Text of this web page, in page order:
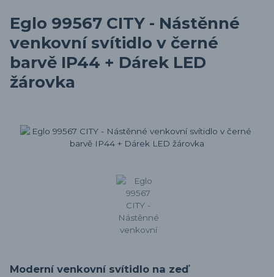
Eglo 99567 CITY - Nástěnné
venkovní svítidlo v černé
barvě IP44 + Dárek LED
žárovka
Moderní venkovní svítidlo na zeď